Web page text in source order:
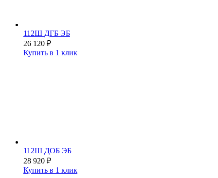
112Ш ДГБ ЭБ
26 120 ₽
Купить в 1 клик
112Ш ДОБ ЭБ
28 920 ₽
Купить в 1 клик